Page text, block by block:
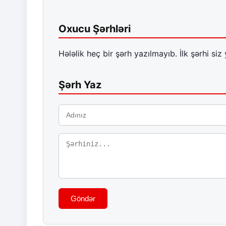
Oxucu Şərhləri
Hələlik heç bir şərh yazılmayıb. İlk şərhi siz
Şərh Yaz
Göndər